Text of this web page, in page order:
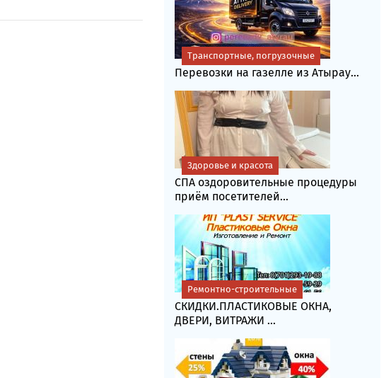
Перевозки на газелле из Атырау...
Транспортные, погрузочные
СПА оздоровительные процедуры
приём посетителей...
Здоровье и красота
СКИДКИ.ПЛАСТИКОВЫЕ ОКНА,
ДВЕРИ, ВИТРАЖИ ...
Ремонтно-строительные